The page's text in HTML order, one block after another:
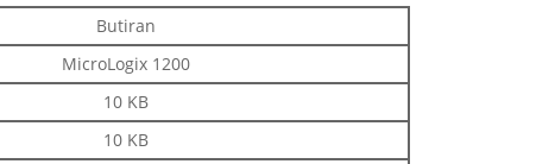
Butiran
MicroLogix 1200
10 KB
10 KB